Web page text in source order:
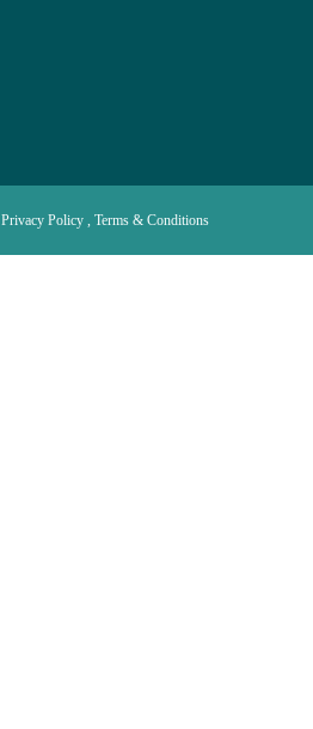
Privacy Policy , Terms & Conditions